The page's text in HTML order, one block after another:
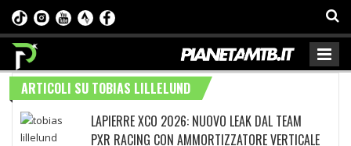
ARTICOLI SU TOBIAS LILLELUND
LAPIERRE XCO 2026: NUOVO LEAK DAL TEAM
PXR RACING CON AMMORTIZZATORE VERTICALE